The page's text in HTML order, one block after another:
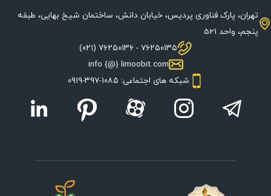
تهران، پارک فناوری پردیس، خیابان دانش، ساختمان شیخ بهایی، طبقه
پنجم، واحد 521
۷۶۲۵۰۱۳۵ - ۷۶۲۵۰۱۳۶ (۰۲۱)
info {@} limoobit.com
شبکه های اجتماعی: ۱۰۸۵-۳۹۷-۰۹۱۹